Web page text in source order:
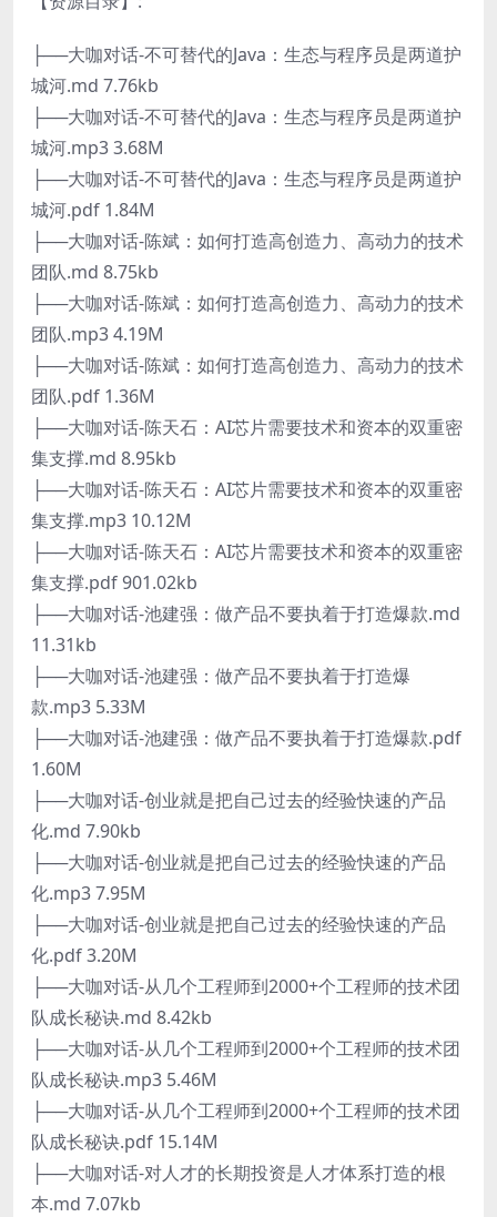
├──大咖对话-不可替代的Java：生态与程序员是两道护
城河.md 7.76kb
├──大咖对话-不可替代的Java：生态与程序员是两道护
城河.mp3 3.68M
├──大咖对话-不可替代的Java：生态与程序员是两道护
城河.pdf 1.84M
├──大咖对话-陈斌：如何打造高创造力、高动力的技术
团队.md 8.75kb
├──大咖对话-陈斌：如何打造高创造力、高动力的技术
团队.mp3 4.19M
├──大咖对话-陈斌：如何打造高创造力、高动力的技术
团队.pdf 1.36M
├──大咖对话-陈天石：AI芯片需要技术和资本的双重密
集支撑.md 8.95kb
├──大咖对话-陈天石：AI芯片需要技术和资本的双重密
集支撑.mp3 10.12M
├──大咖对话-陈天石：AI芯片需要技术和资本的双重密
集支撑.pdf 901.02kb
├──大咖对话-池建强：做产品不要执着于打造爆款.md
11.31kb
├──大咖对话-池建强：做产品不要执着于打造爆
款.mp3 5.33M
├──大咖对话-池建强：做产品不要执着于打造爆款.pdf
1.60M
├──大咖对话-创业就是把自己过去的经验快速的产品
化.md 7.90kb
├──大咖对话-创业就是把自己过去的经验快速的产品
化.mp3 7.95M
├──大咖对话-创业就是把自己过去的经验快速的产品
化.pdf 3.20M
├──大咖对话-从几个工程师到2000+个工程师的技术团
队成长秘诀.md 8.42kb
├──大咖对话-从几个工程师到2000+个工程师的技术团
队成长秘诀.mp3 5.46M
├──大咖对话-从几个工程师到2000+个工程师的技术团
队成长秘诀.pdf 15.14M
├──大咖对话-对人才的长期投资是人才体系打造的根
本.md 7.07kb